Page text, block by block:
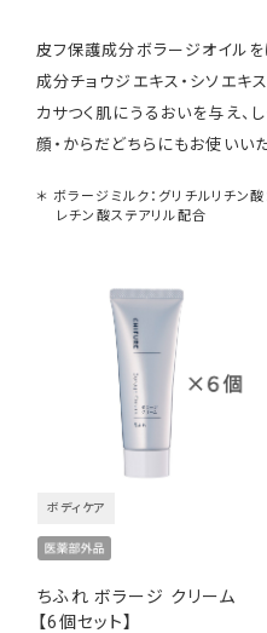
皮フ保護成分ボラージオイル
成分チョウジエキス・シソエキ
カサつく肌にうるおいを与え、
顔・からだどちらにもお使いい
＊ ボラージミルク：グリチルリチン
レチン酸ステアリル配合
ちふれ ボラージ クリーム
【6個セット】
ボディケア